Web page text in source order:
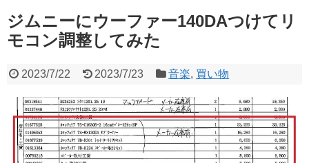
ジムニーにウーファー140DAつけてリ
モコン調整してみた
2023/7/22 2023/7/23 音楽, 買い物